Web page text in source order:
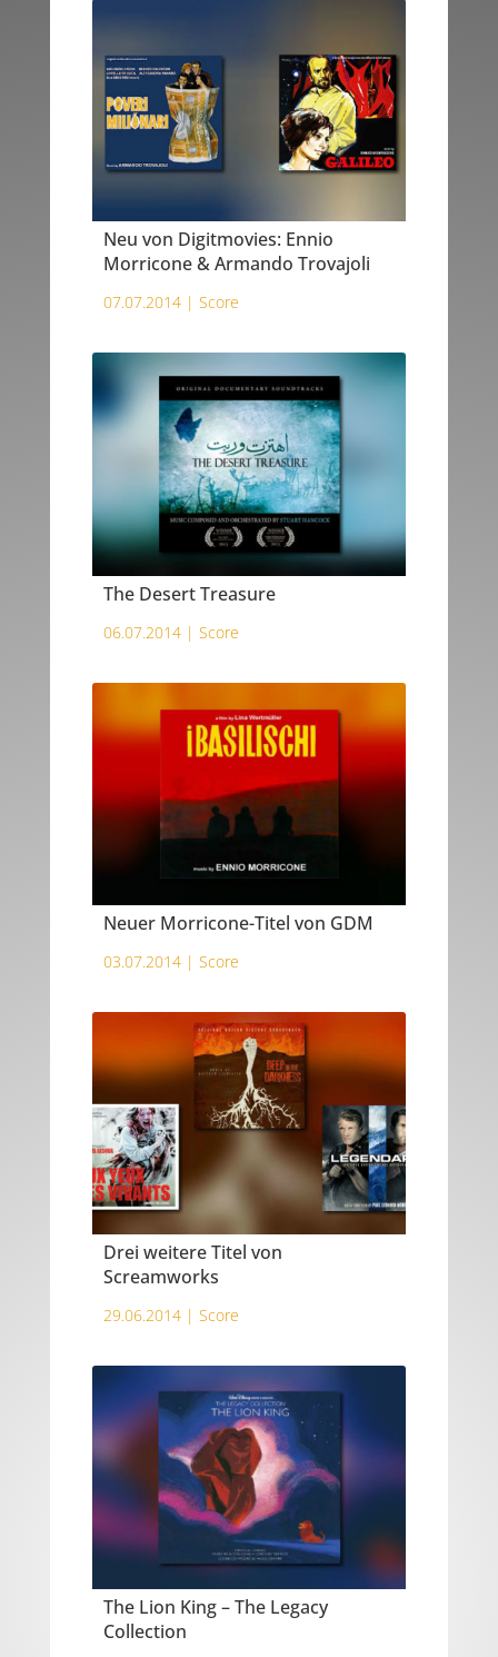
Neu von Digitmovies: Ennio
Morricone & Armando Trovajoli
07.07.2014 | Score
The Desert Treasure
06.07.2014 | Score
Neuer Morricone-Titel von GDM
03.07.2014 | Score
Drei weitere Titel von
Screamworks
29.06.2014 | Score
The Lion King – The Legacy
Collection